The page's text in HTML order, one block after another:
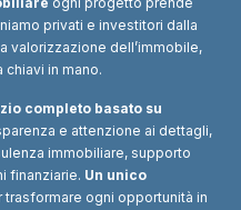
privati e investitori dalla
valorizzazione dell’immobile,
in mano.
completo basato su
e attenzione ai dettagli,
immobiliare, supporto
finanziarie. Un unico
trasformare ogni opportunità in